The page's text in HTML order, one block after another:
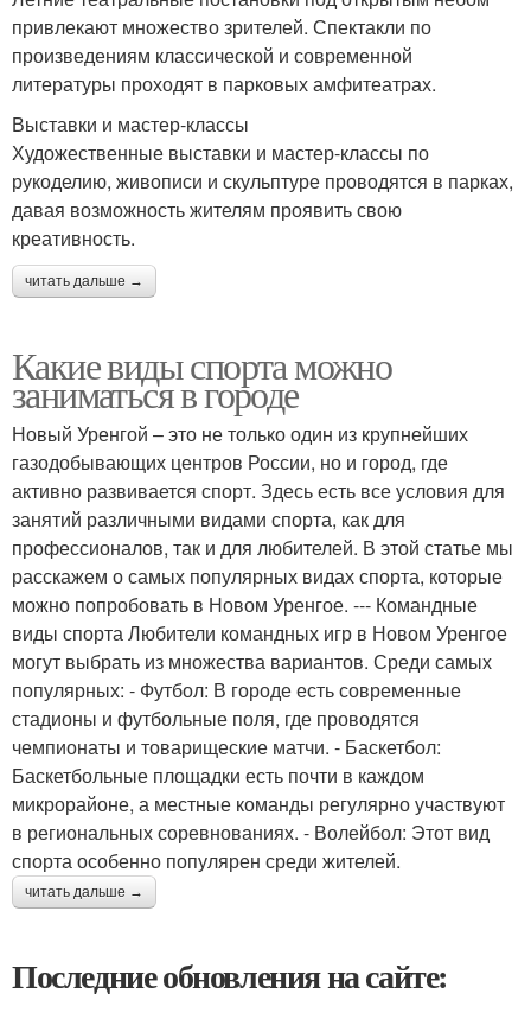
привлекают множество зрителей. Спектакли по
произведениям классической и современной
литературы проходят в парковых амфитеатрах.
Выставки и мастер-классы
Художественные выставки и мастер-классы по
рукоделию, живописи и скульптуре проводятся в парках,
давая возможность жителям проявить свою
креативность.
читать дальше →
Какие виды спорта можно
заниматься в городе
Новый Уренгой – это не только один из крупнейших
газодобывающих центров России, но и город, где
активно развивается спорт. Здесь есть все условия для
занятий различными видами спорта, как для
профессионалов, так и для любителей. В этой статье мы
расскажем о самых популярных видах спорта, которые
можно попробовать в Новом Уренгое. --- Командные
виды спорта Любители командных игр в Новом Уренгое
могут выбрать из множества вариантов. Среди самых
популярных: - Футбол: В городе есть современные
стадионы и футбольные поля, где проводятся
чемпионаты и товарищеские матчи. - Баскетбол:
Баскетбольные площадки есть почти в каждом
микрорайоне, а местные команды регулярно участвуют
в региональных соревнованиях. - Волейбол: Этот вид
спорта особенно популярен среди жителей.
читать дальше →
Последние обновления на сайте: